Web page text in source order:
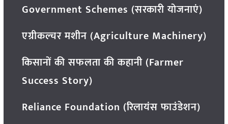
Government Schemes (सरकारी योजनाएं)
एग्रीकल्चर मशीन (Agriculture Machinery)
किसानों की सफलता की कहानी (Farmer
Success Story)
Reliance Foundation (रिलायंस फाउंडेशन)